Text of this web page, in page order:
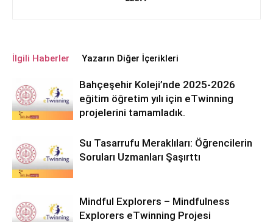
İlgili Haberler Yazarın Diğer İçerikleri
Bahçeşehir Koleji’nde 2025-2026
eğitim öğretim yılı için eTwinning
projelerini tamamladık.
Su Tasarrufu Meraklıları: Öğrencilerin
Soruları Uzmanları Şaşırttı
Mindful Explorers – Mindfulness
Explorers eTwinning Projesi